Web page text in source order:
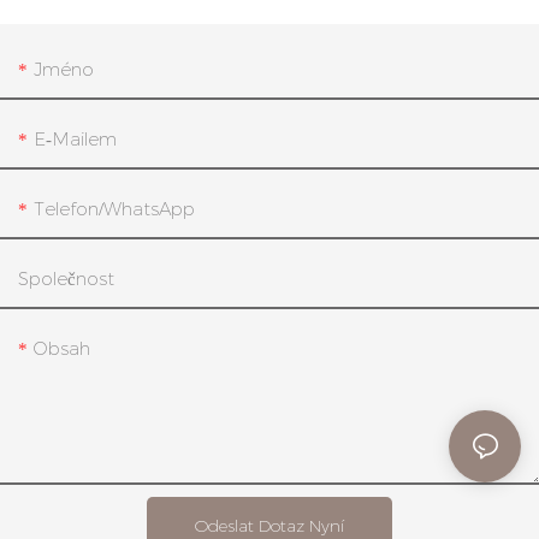
Jméno
E-Mailem
Telefon/whatsApp
Společnost
Obsah
Odeslat Dotaz Nyní